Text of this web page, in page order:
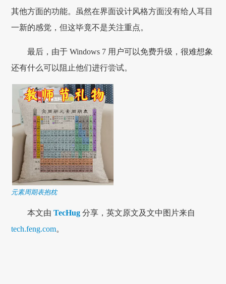
其他方面的功能。虽然在界面设计风格方面没有给人耳目
一新的感觉，但这毕竟不是关注重点。
最后，由于 Windows 7 用户可以免费升级，很难想象
还有什么可以阻止他们进行尝试。
元素周期表抱枕
本文由TecHug 分享，英文原文及文中图片来自
tech.feng.com。